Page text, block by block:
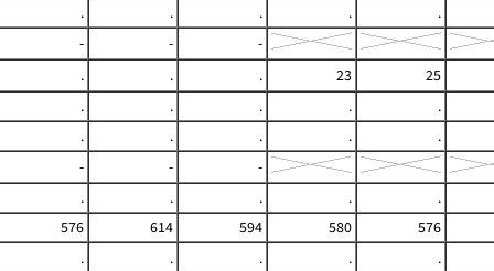
. . . .
.
- -
-
. . . 23
25
. . . .
.
. . . .
.
- -
-
. . . .
.
576 614 594 580
576
. . . .
.